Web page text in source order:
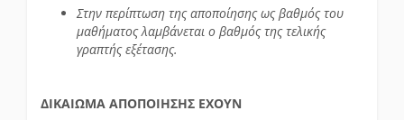
Στην περίπτωση της αποποίησης ως βαθμός του
μαθήματος λαμβάνεται ο βαθμός της τελικής
γραπτής εξέτασης.
ΔΙΚΑΙΩΜΑ ΑΠΟΠΟΙΗΣΗΣ ΕΧΟΥΝ